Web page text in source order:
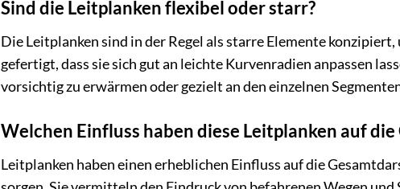
Sind die Leitplanken flexibel oder starr?
Die Leitplanken sind in der Regel als starre Elemente
gefertigt, dass sie sich gut an leichte Kurvenradien anpassen
vorsichtig zu erwärmen oder gezielt an den einzelnen
Welchen Einfluss haben diese Leitplanken auf
Leitplanken haben einen erheblichen Einfluss auf die